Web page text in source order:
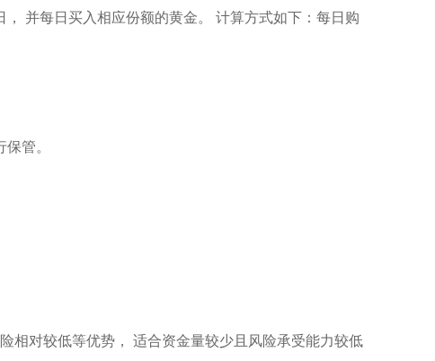
并每日买入相应份额的黄金。 计算方式如下：每日购
管。
相对较低等优势， 适合资金量较少且风险承受能力较低